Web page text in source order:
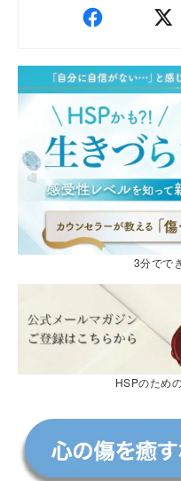
3分でで
HSPのため